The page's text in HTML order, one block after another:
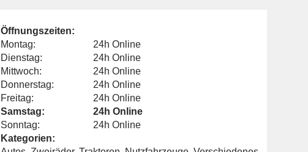
Öffnungszeiten:
Montag:
24h Online
Dienstag:
24h Online
Mittwoch:
24h Online
Donnerstag:
24h Online
Freitag:
24h Online
Samstag:
24h Online
Sonntag:
24h Online
Kategorien: